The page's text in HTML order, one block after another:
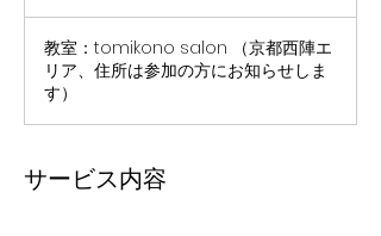
（着
料
教室：tomikono salon （京都西陣エ
リア、住所は参加の方にお知らせしま
す）
サービス内容